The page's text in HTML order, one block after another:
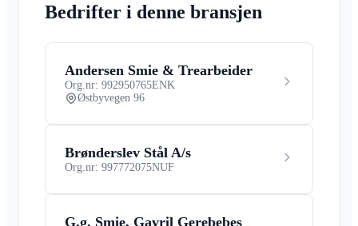
Bedrifter i denne bransjen
Andersen Smie & Trearbeider
Org.nr: 992950765ENK
Østbyvegen 96
Brønderslev Stål A/s
Org.nr: 997772075NUF
G.g. Smie, Gavril Gerebebes